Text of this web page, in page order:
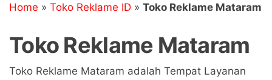
Home » Toko Reklame ID » Toko Reklame Mataram
Toko Reklame Mataram
Toko Reklame Mataram adalah Tempat Layanan